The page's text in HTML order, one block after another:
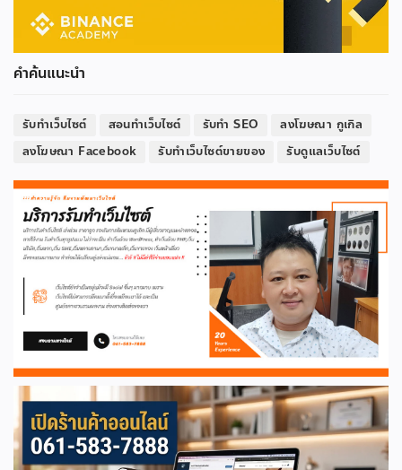
คำค้นแนะนำ
รับทำเว็บไซต์ สอนทำเว็บไซต์ รับทำ SEO
ลงโฆษณา กูเกิล
ลงโฆษณา Facebook
รับทำเว็บไซต์ขายของ รับดูแลเว็บไซต์